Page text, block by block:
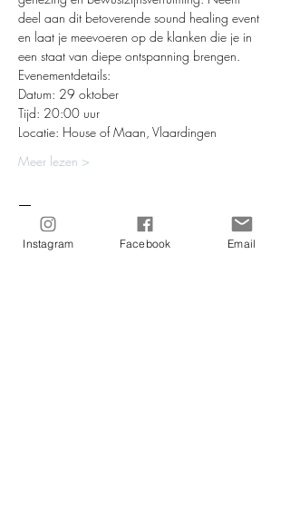
deel aan dit betoverende sound healing event
en laat je meevoeren op de klanken die je in
een staat van diepe ontspanning brengen.
Evenementdetails:
Datum: 29 oktober
Tijd: 20:00 uur
Locatie: House of Maan, Vlaardingen
Meer lezen >
Tickets
Instagram Facebook Email